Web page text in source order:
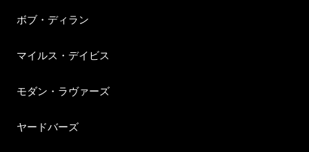
ボブ・ディラン
マイルス・デイビス
モダン・ラヴァーズ
ヤードバーズ